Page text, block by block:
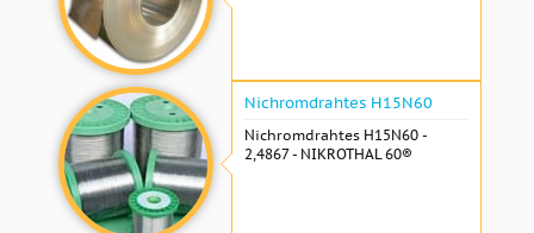
Nichromdrahtes H15N60
Nichromdrahtes H15N60 -
2,4867 - NIKROTHAL 60®